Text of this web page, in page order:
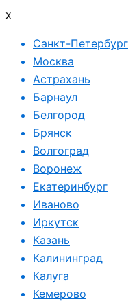
x
Санкт-Петербург
Москва
Астрахань
Барнаул
Белгород
Брянск
Волгоград
Воронеж
Екатеринбург
Иваново
Иркутск
Казань
Калининград
Калуга
Кемерово